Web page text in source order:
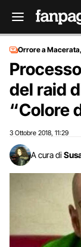
Orrore a
del raid
“Colore
3 Ottobre 2018 11:29
A cura di